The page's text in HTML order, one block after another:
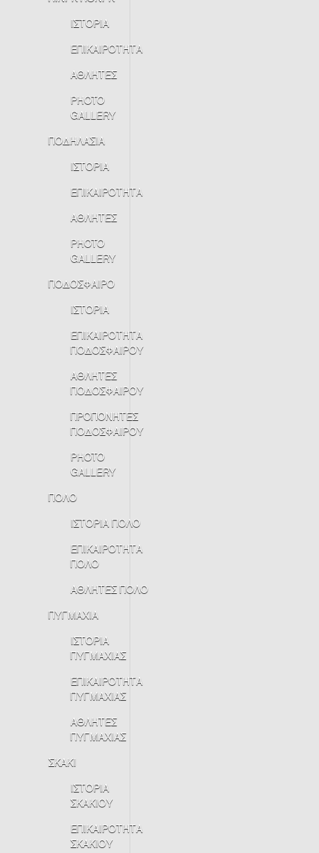
ΙΣΤΟΡΙΑ
ΕΠΙΚΑΙΡΟΤΗΤΑ
ΑΘΛΗΤΕΣ
PHOTO
GALLERY
ΠΟΔΗΛΑΣΙΑ
ΙΣΤΟΡΙΑ
ΕΠΙΚΑΙΡΟΤΗΤΑ
ΑΘΛΗΤΕΣ
PHOTO
GALLERY
ΠΟΔΟΣΦΑΙΡΟ
ΙΣΤΟΡΙΑ
ΕΠΙΚΑΙΡΟΤΗΤΑ
ΠΟΔΟΣΦΑΙΡΟΥ
ΑΘΛΗΤΕΣ
ΠΟΔΟΣΦΑΙΡΟΥ
ΠΡΟΠΟΝΗΤΕΣ
ΠΟΔΟΣΦΑΙΡΟΥ
PHOTO
GALLERY
ΠΟΛΟ
ΙΣΤΟΡΙΑ ΠΟΛΟ
ΕΠΙΚΑΙΡΟΤΗΤΑ
ΠΟΛΟ
ΑΘΛΗΤΕΣ ΠΟΛΟ
ΠΥΓΜΑΧΙΑ
ΙΣΤΟΡΙΑ
ΠΥΓΜΑΧΙΑΣ
ΕΠΙΚΑΙΡΟΤΗΤΑ
ΠΥΓΜΑΧΙΑΣ
ΑΘΛΗΤΕΣ
ΠΥΓΜΑΧΙΑΣ
ΣΚΑΚΙ
ΙΣΤΟΡΙΑ
ΣΚΑΚΙΟΥ
ΕΠΙΚΑΙΡΟΤΗΤΑ
ΣΚΑΚΙΟΥ